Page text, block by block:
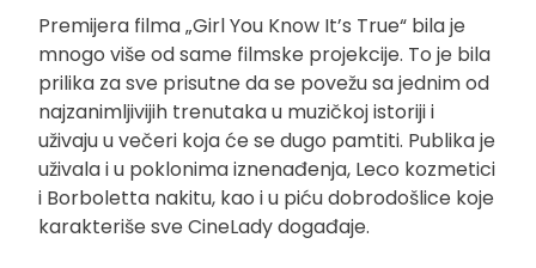
Premijera filma „Girl You Know It’s True“ bila je
mnogo više od same filmske projekcije. To je bila
prilika za sve prisutne da se povežu sa jednim od
najzanimljivijih trenutaka u muzičkoj istoriji i
uživaju u večeri koja će se dugo pamtiti. Publika je
uživala i u poklonima iznenađenja, Leco kozmetici
i Borboletta nakitu, kao i u piću dobrodošlice koje
karakteriše sve CineLady događaje.